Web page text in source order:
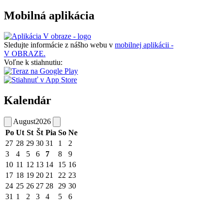
Mobilná aplikácia
Sledujte informácie z nášho webu v mobilnej aplikácii -
V OBRAZE.
Voľne k stiahnutiu:
Kalendár
August2026
Po Ut St Št Pia So Ne
27 28 29 30 31 1
2
3
4 5 6 7 8
9
10 11 12 13 14 15 16
17 18 19 20 21 22 23
24 25 26 27 28 29 30
31 1 2 3 4 5 6